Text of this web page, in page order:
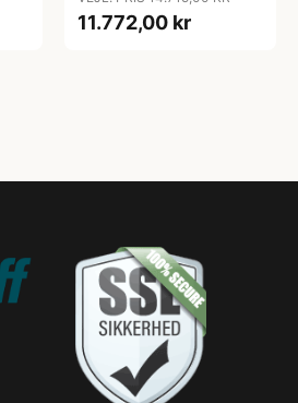
11.772,00 kr